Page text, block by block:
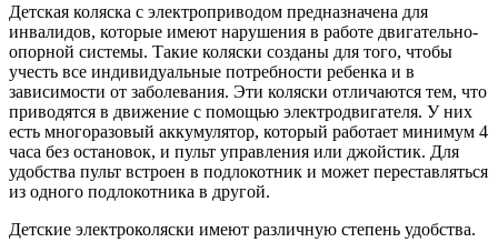
Детская коляска с электроприводом предназначена для
инвалидов, которые имеют нарушения в работе двигательно-
опорной системы. Такие коляски созданы для того, чтобы
учесть все индивидуальные потребности ребенка и в
зависимости от заболевания. Эти коляски отличаются тем, что
приводятся в движение с помощью электродвигателя. У них
есть многоразовый аккумулятор, который работает минимум 4
часа без остановок, и пульт управления или джойстик. Для
удобства пульт встроен в подлокотник и может переставляться
из одного подлокотника в другой.
Детские электроколяски имеют различную степень удобства.